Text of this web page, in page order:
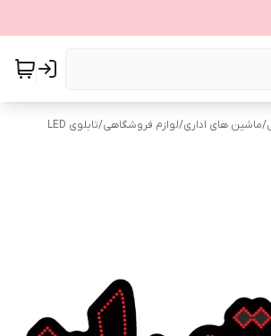
/ماشین های اداری/لوازم فروشگاهی/تابلوی LED